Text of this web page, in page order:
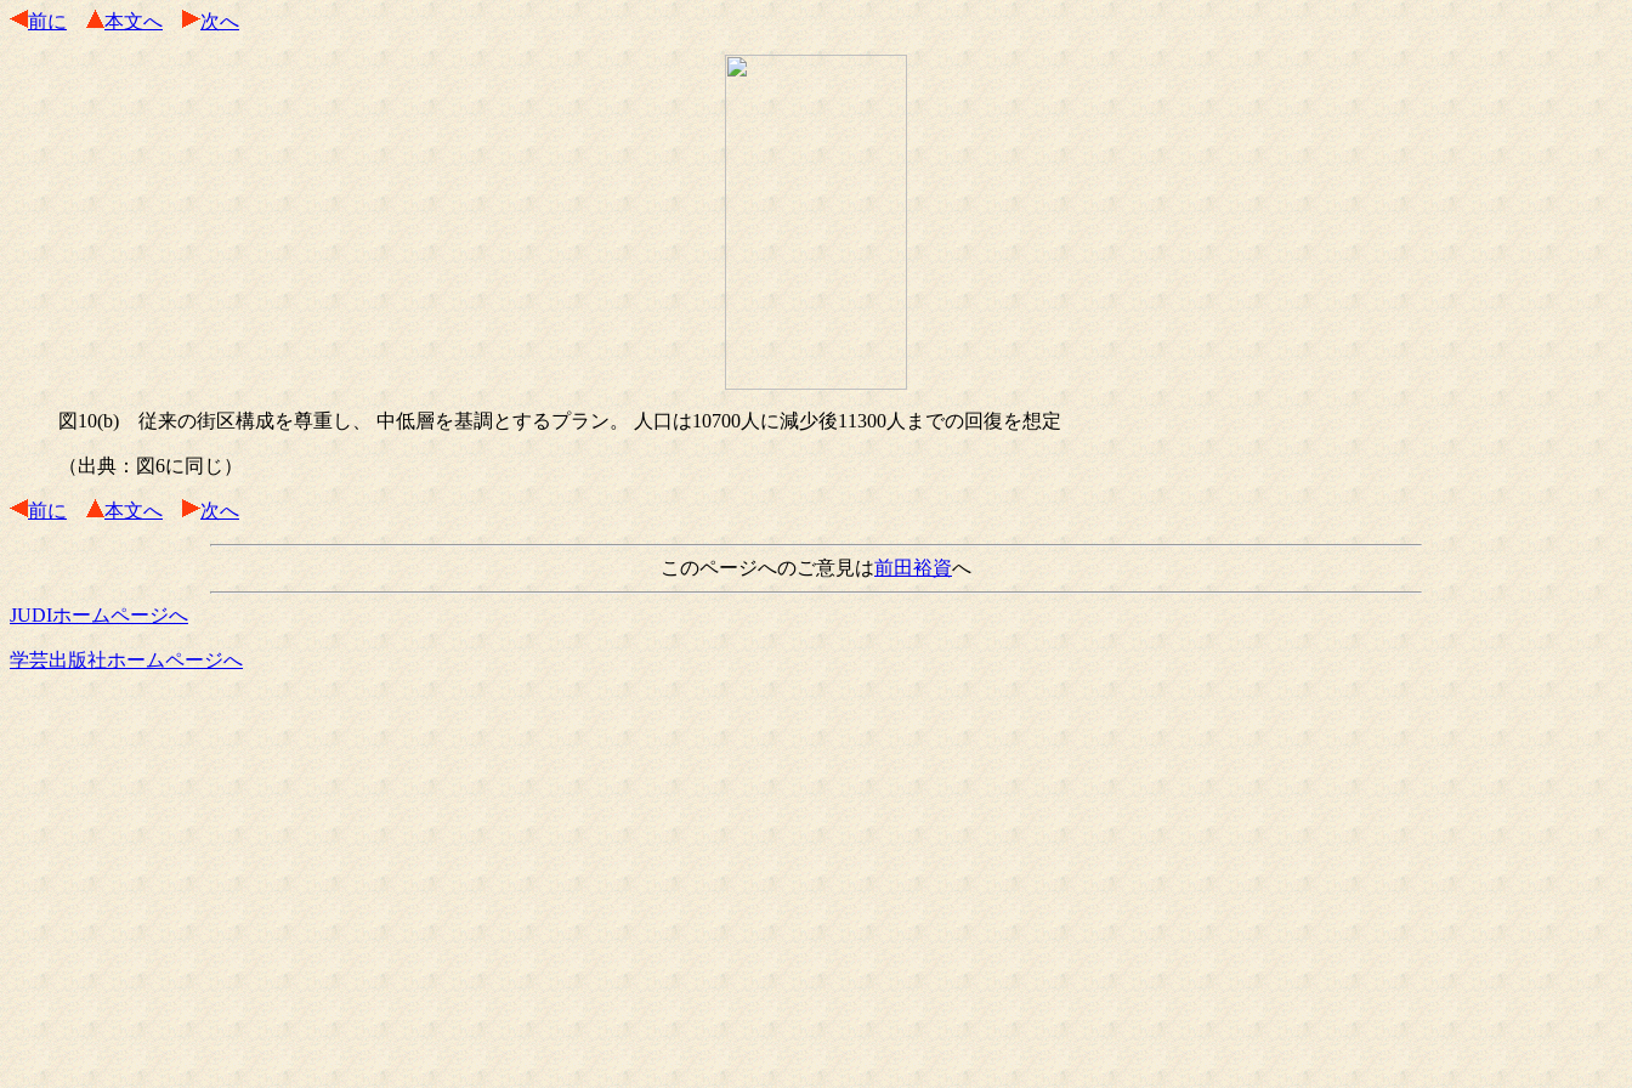
前に 本文へ 次へ
図10(b) 従来の街区構成を尊重し、 中低層を基調とするプラン。 人口は10700人に減少後11300人までの回復を想定
（出典：図6に同じ）
前に 本文へ 次へ
このページへのご意見は前田裕資へ
JUDIホームページへ
学芸出版社ホームページへ